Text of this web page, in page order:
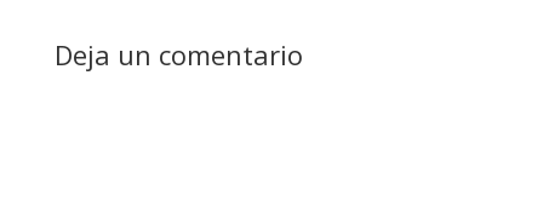
Deja un comentario